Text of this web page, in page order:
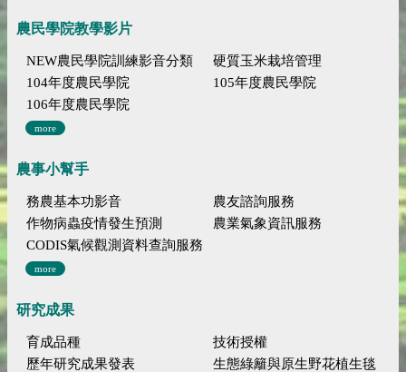
農民學院教學影片
NEW農民學院訓練影音分類
硬質玉米栽培管理
104年度農民學院
105年度農民學院
106年度農民學院
more
農事小幫手
務農基本功影音
農友諮詢服務
作物病蟲疫情發生預測
農業氣象資訊服務
CODIS氣候觀測資料查詢服務
more
研究成果
育成品種
技術授權
歷年研究成果發表
生態綠籬與原生野花植生毯